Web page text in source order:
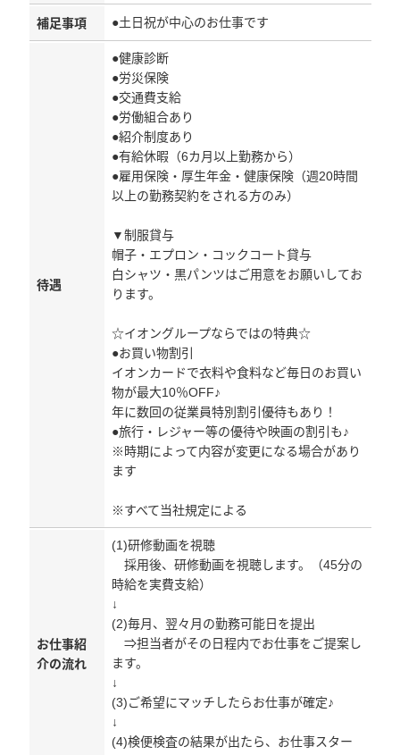
補足事項 ●土日祝が中心のお仕事です
待遇
●健康診断
●労災保険
●交通費支給
●労働組合あり
●紹介制度あり
●有給休暇（6カ月以上勤務から）
●雇用保険・厚生年金・健康保険（週20時間
以上の勤務契約をされる方のみ）
▼制服貸与
帽子・エプロン・コックコート貸与
白シャツ・黒パンツはご用意をお願いしてお
ります。
☆イオングループならではの特典☆
●お買い物割引
イオンカードで衣料や食料など毎日のお買い
物が最大10％OFF♪
年に数回の従業員特別割引優待もあり！
●旅行・レジャー等の優待や映画の割引も♪
※時期によって内容が変更になる場合があり
ます
※すべて当社規定による
お仕事紹
介の流れ
(1)研修動画を視聴
採用後、研修動画を視聴します。（45分の
時給を実費支給）
↓
(2)毎月、翌々月の勤務可能日を提出
⇒担当者がその日程内でお仕事をご提案し
ます。
↓
(3)ご希望にマッチしたらお仕事が確定♪
↓
(4)検便検査の結果が出たら、お仕事スター